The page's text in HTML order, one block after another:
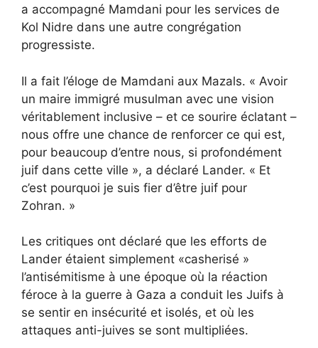
a accompagné Mamdani pour les services de
Kol Nidre dans une autre congrégation
progressiste.
Il a fait l’éloge de Mamdani aux Mazals. « Avoir
un maire immigré musulman avec une vision
véritablement inclusive – et ce sourire éclatant –
nous offre une chance de renforcer ce qui est,
pour beaucoup d’entre nous, si profondément
juif dans cette ville », a déclaré Lander. « Et
c’est pourquoi je suis fier d’être juif pour
Zohran. »
Les critiques ont déclaré que les efforts de
Lander étaient simplement «casherisé »
l’antisémitisme à une époque où la réaction
féroce à la guerre à Gaza a conduit les Juifs à
se sentir en insécurité et isolés, et où les
attaques anti-juives se sont multipliées.